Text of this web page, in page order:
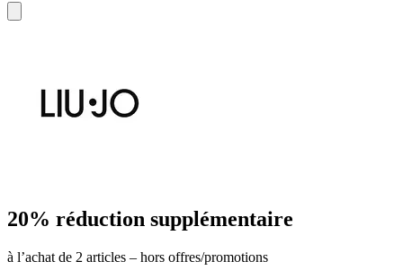
20% réduction supplémentaire
à l’achat de 2 articles – hors offres/promotions